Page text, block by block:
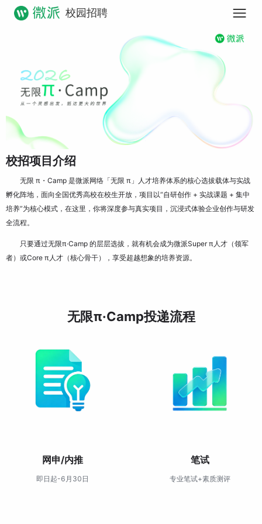
校园招聘
校招项目介绍
无限 π・Camp 是微派网络「无限 π」人才培养体系的核心选拔载体与实战
孵化阵地，面向全国优秀高校在校生开放，项目以“自研创作 + 实战课题 + 集中
培养”为核心模式，在这里，你将深度参与真实项目，沉浸式体验企业创作与研发
全流程。
只要通过无限π·Camp 的层层选拔，就有机会成为微派Super π人才（领军
者）或Core π人才（核心骨干），享受超越想象的培养资源。
无限π·Camp投递流程
网申/内推
即日起-6月30日
笔试
专业笔试+素质测评